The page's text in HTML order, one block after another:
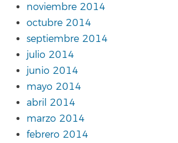
noviembre 2014
octubre 2014
septiembre 2014
julio 2014
junio 2014
mayo 2014
abril 2014
marzo 2014
febrero 2014